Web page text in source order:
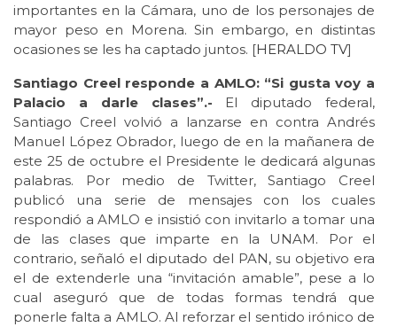
importantes en la Cámara, uno de los personajes de
mayor peso en Morena. Sin embargo, en distintas
ocasiones se les ha captado juntos. [HERALDO TV]
Santiago Creel responde a AMLO: “Si gusta voy a
Palacio a darle clases”.- El diputado federal,
Santiago Creel volvió a lanzarse en contra Andrés
Manuel López Obrador, luego de en la mañanera de
este 25 de octubre el Presidente le dedicará algunas
palabras. Por medio de Twitter, Santiago Creel
publicó una serie de mensajes con los cuales
respondió a AMLO e insistió con invitarlo a tomar una
de las clases que imparte en la UNAM. Por el
contrario, señaló el diputado del PAN, su objetivo era
el de extenderle una “invitación amable”, pese a lo
cual aseguró que de todas formas tendrá que
ponerle falta a AMLO. Al reforzar el sentido irónico de